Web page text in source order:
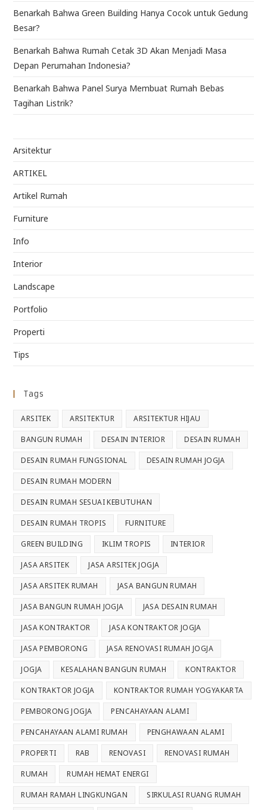
Benarkah Bahwa Green Building Hanya Cocok untuk Gedung
Besar?
Benarkah Bahwa Rumah Cetak 3D Akan Menjadi Masa
Depan Perumahan Indonesia?
Benarkah Bahwa Panel Surya Membuat Rumah Bebas
Tagihan Listrik?
Arsitektur
ARTIKEL
Artikel Rumah
Furniture
Info
Interior
Landscape
Portfolio
Properti
Tips
Tags
ARSITEK ARSITEKTUR ARSITEKTUR HIJAU
BANGUN RUMAH DESAIN INTERIOR DESAIN RUMAH
DESAIN RUMAH FUNGSIONAL DESAIN RUMAH JOGJA
DESAIN RUMAH MODERN
DESAIN RUMAH SESUAI KEBUTUHAN
DESAIN RUMAH TROPIS FURNITURE
GREEN BUILDING IKLIM TROPIS INTERIOR
JASA ARSITEK JASA ARSITEK JOGJA
JASA ARSITEK RUMAH JASA BANGUN RUMAH
JASA BANGUN RUMAH JOGJA JASA DESAIN RUMAH
JASA KONTRAKTOR JASA KONTRAKTOR JOGJA
JASA PEMBORONG JASA RENOVASI RUMAH JOGJA
JOGJA KESALAHAN BANGUN RUMAH KONTRAKTOR
KONTRAKTOR JOGJA KONTRAKTOR RUMAH YOGYAKARTA
PEMBORONG JOGJA PENCAHAYAAN ALAMI
PENCAHAYAAN ALAMI RUMAH PENGHAWAAN ALAMI
PROPERTI RAB RENOVASI RENOVASI RUMAH
RUMAH RUMAH HEMAT ENERGI
RUMAH RAMAH LINGKUNGAN SIRKULASI RUANG RUMAH